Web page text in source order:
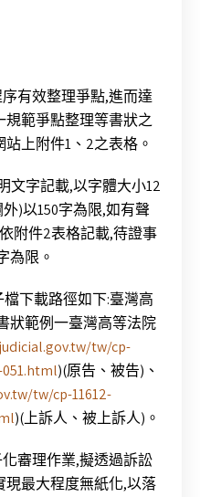
有效整理爭點,進而達
規範爭點整理等書狀之
上附件1、2之表格。
文字記載,以字體大小12
)以150字為限,如有聲
附件2表格記載,待證事
為限。
下載路徑如下:臺灣高
狀範例一臺灣高等法院
tw/cp-
051.html)(原告、被告)、
tw/cp-11612-
)(上訴人、被上訴人)。
審理作業,擬透過訴訟
最大程度無紙化,以落